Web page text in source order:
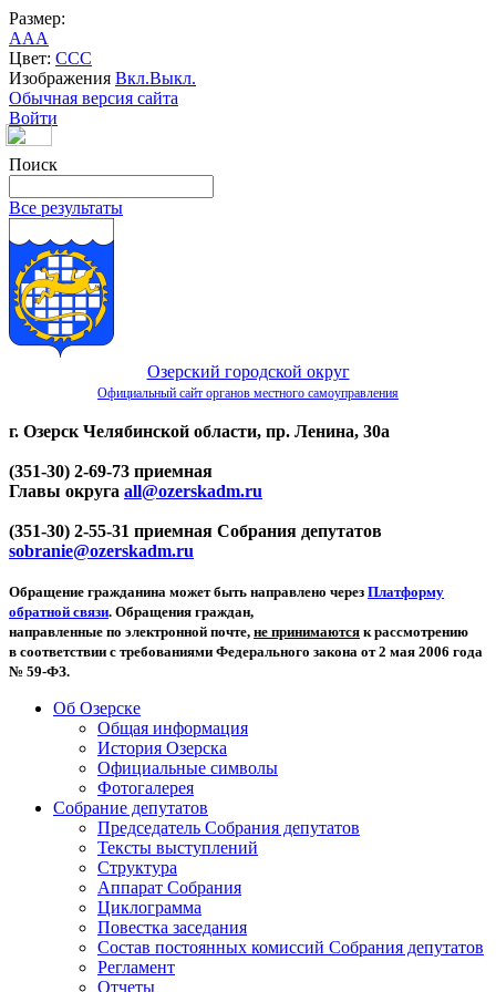
Размер:
AAA
Цвет: CCC
Изображения Вкл.Выкл.
Обычная версия сайта
Войти
Поиск
Все результаты
Озерский городской округ
Официальный сайт органов местного самоуправления
г. Озерск Челябинской области, пр. Ленина, 30а
(351-30) 2-69-73 приемная
Главы округа all@ozerskadm.ru
(351-30) 2-55-31 приемная Собрания депутатов
sobranie@ozerskadm.ru
Обращение гражданина может быть направлено через Платформу
обратной связи. Обращения граждан,
направленные по электронной почте, не принимаются к рассмотрению
в соответствии с требованиями Федерального закона от 2 мая 2006 года
№ 59-ФЗ.
Об Озерске
Общая информация
История Озерска
Официальные символы
Фотогалерея
Собрание депутатов
Председатель Собрания депутатов
Тексты выступлений
Структура
Аппарат Собрания
Циклограмма
Повестка заседания
Состав постоянных комиссий Собрания депутатов
Регламент
Отчеты